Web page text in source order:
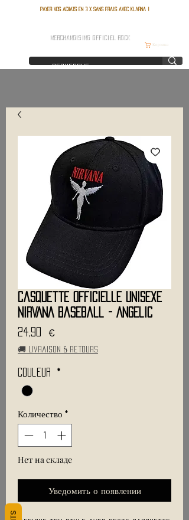
Payer vos achats en 3 x sans frais avec Klarna !
Корзина
MERCHANDISING OFFICIEL ROCK
Casquette Officielle Unisexe
NIRVANA Baseball - Angelic
24,90 €
🚚 Livraison & retours
Couleur *
Количество *
Нет на складе
Уведомить о появлении